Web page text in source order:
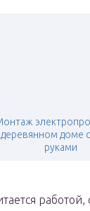
деревянном доме
руками